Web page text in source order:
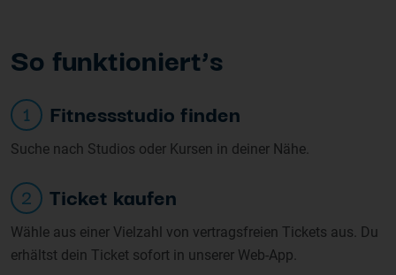
So funktioniert’s
1 Fitnessstudio finden
Suche nach Studios oder Kursen in deiner Nähe.
2 Ticket kaufen
Wähle aus einer Vielzahl von vertragsfreien Tickets aus. Du
erhältst dein Ticket sofort in unserer Web-App.